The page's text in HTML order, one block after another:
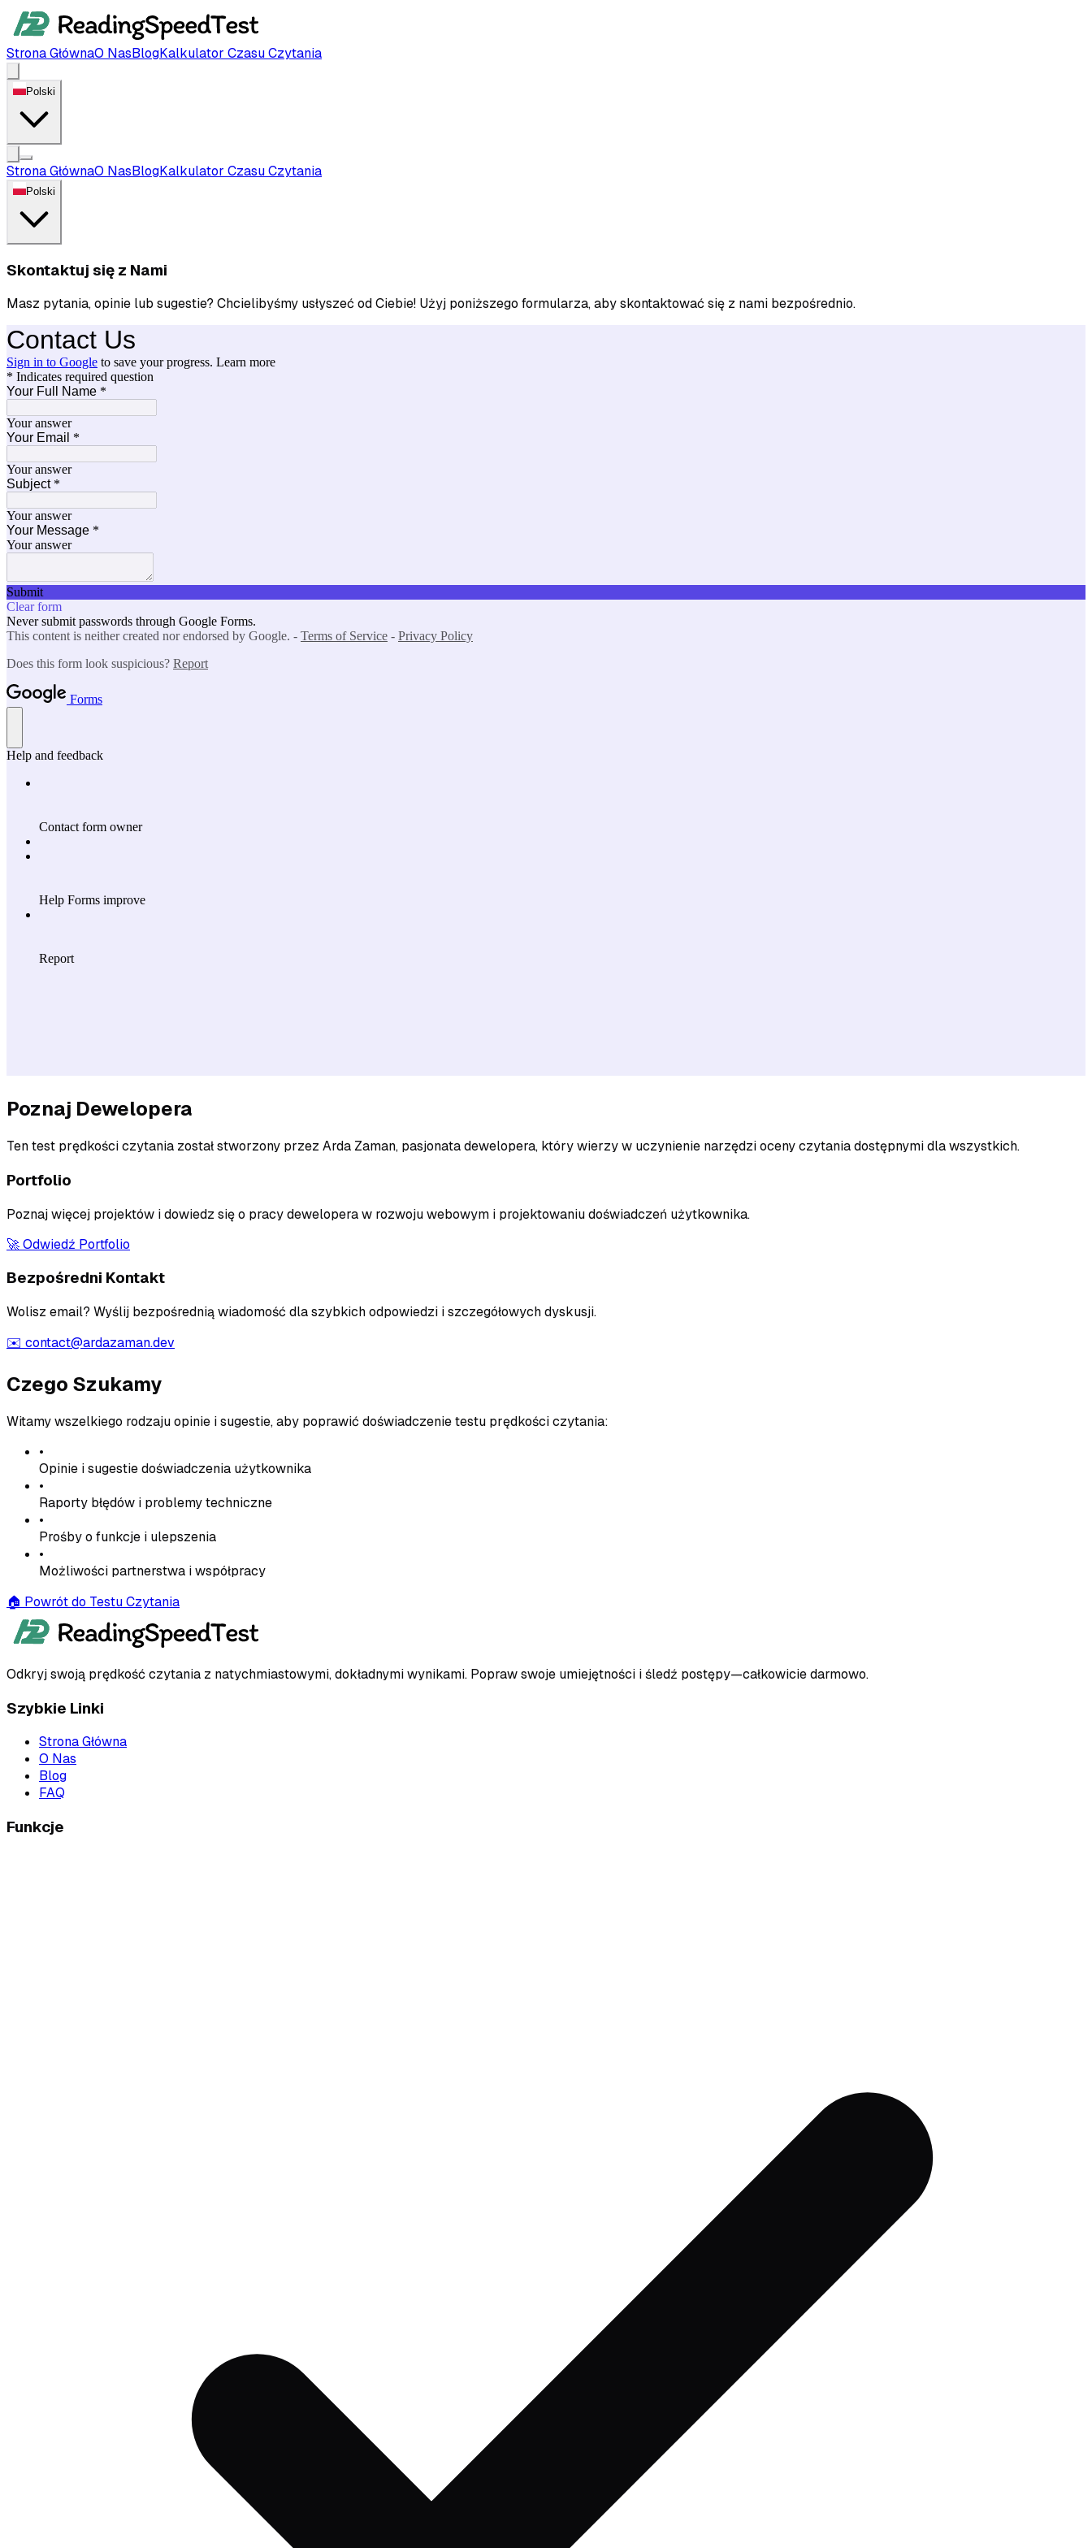
Strona GłównaO NasBlogKalkulator Czasu Czytania
Polski
Strona GłównaO NasBlogKalkulator Czasu Czytania
Polski
Skontaktuj się z Nami
Masz pytania, opinie lub sugestie? Chcielibyśmy usłyszeć od Ciebie! Użyj poniższego formularza, aby skontaktować się z nami bezpośrednio.
Poznaj Dewelopera
Ten test prędkości czytania został stworzony przez Arda Zaman, pasjonata dewelopera, który wierzy w uczynienie narzędzi oceny czytania dostępnymi dla wszystkich.
Portfolio
Poznaj więcej projektów i dowiedz się o pracy dewelopera w rozwoju webowym i projektowaniu doświadczeń użytkownika.
🚀Odwiedź Portfolio
Bezpośredni Kontakt
Wolisz email? Wyślij bezpośrednią wiadomość dla szybkich odpowiedzi i szczegółowych dyskusji.
✉️ contact@ardazaman.dev
Czego Szukamy
Witamy wszelkiego rodzaju opinie i sugestie, aby poprawić doświadczenie testu prędkości czytania:
•
Opinie i sugestie doświadczenia użytkownika
•
Raporty błędów i problemy techniczne
•
Prośby o funkcje i ulepszenia
•
Możliwości partnerstwa i współpracy
🏠 Powrót do Testu Czytania
Odkryj swoją prędkość czytania z natychmiastowymi, dokładnymi wynikami. Popraw swoje umiejętności i śledź postępy—całkowicie darmowo.
Szybkie Linki
Strona Główna
O Nas
Blog
FAQ
Funkcje